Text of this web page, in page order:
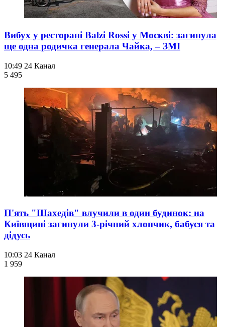
Вибух у ресторані Balzi Rossi у Москві: загинула
ще одна родичка генерала Чайка, – ЗМІ
10:49 24 Канал
5 495
П'ять "Шахедів" влучили в один будинок: на
Київщині загинули 3-річний хлопчик, бабуся та
дідусь
10:03 24 Канал
1 959